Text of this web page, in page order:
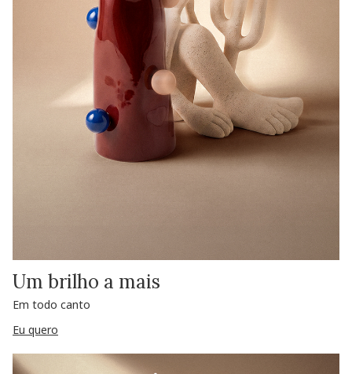
Um brilho a mais
Em todo canto
Eu quero